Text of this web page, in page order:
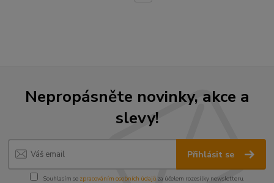
Nepropásněte novinky, akce a
slevy!
Přihlásit se
Souhlasím se zpracováním osobních údajůza účelem rozesílky newsletteru.